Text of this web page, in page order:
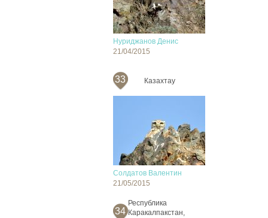
Нуриджанов Денис
21/04/2015
33 Казахтау
Солдатов Валентин
21/05/2015
34
Республика
Каракалпакстан,